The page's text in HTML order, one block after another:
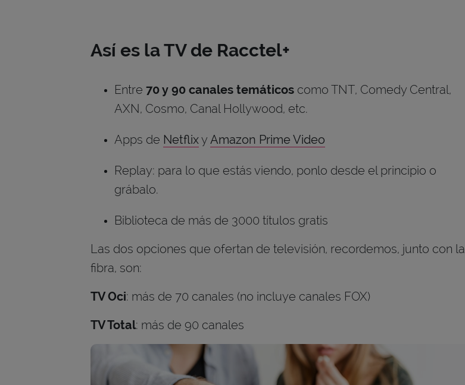
Así es la TV de Racctel+
Entre 70 y 90 canales temáticos como TNT, Comedy Central,
AXN, Cosmo, Canal Hollywood, etc.
Apps de Netflixy Amazon Prime Video
Replay: para lo que estás viendo, ponlo desde el principio o
grábalo.
Biblioteca de más de 3000 títulos gratis
Las dos opciones que ofertan de televisión, recordemos, junto con la
fibra, son:
TV Oci: más de 70 canales (no incluye canales FOX)
TV Total: más de 90 canales